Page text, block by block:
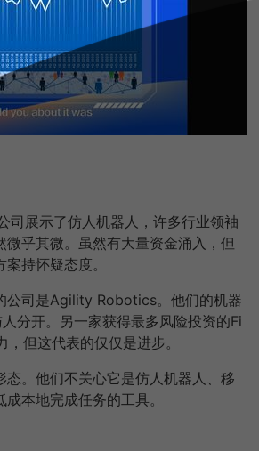
司展示了仿人机器人，许多行业领袖
乎其微。虽然有大量资金涌入，但
持怀疑态度。
公司是Agility Robotics。他们的机器
分开。另一家获得最多风险投资的Fi
但这代表的仅仅是进步。
。他们不关心它是仿人机器人、移
本地完成任务的工具。